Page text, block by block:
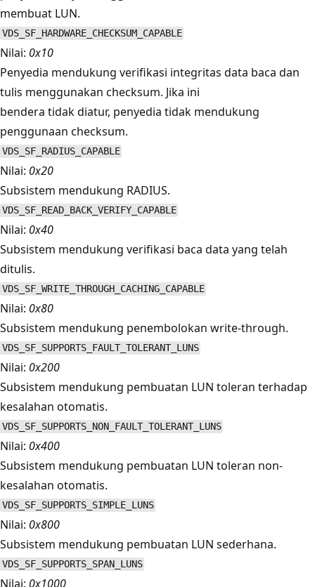
membuat LUN.
VDS_SF_HARDWARE_CHECKSUM_CAPABLE
Nilai: 0x10
Penyedia mendukung verifikasi integritas data baca dan
tulis menggunakan checksum. Jika ini
bendera tidak diatur, penyedia tidak mendukung
penggunaan checksum.
VDS_SF_RADIUS_CAPABLE
Nilai: 0x20
Subsistem mendukung RADIUS.
VDS_SF_READ_BACK_VERIFY_CAPABLE
Nilai: 0x40
Subsistem mendukung verifikasi baca data yang telah
ditulis.
VDS_SF_WRITE_THROUGH_CACHING_CAPABLE
Nilai: 0x80
Subsistem mendukung penembolokan write-through.
VDS_SF_SUPPORTS_FAULT_TOLERANT_LUNS
Nilai: 0x200
Subsistem mendukung pembuatan LUN toleran terhadap
kesalahan otomatis.
VDS_SF_SUPPORTS_NON_FAULT_TOLERANT_LUNS
Nilai: 0x400
Subsistem mendukung pembuatan LUN toleran non-
kesalahan otomatis.
VDS_SF_SUPPORTS_SIMPLE_LUNS
Nilai: 0x800
Subsistem mendukung pembuatan LUN sederhana.
VDS_SF_SUPPORTS_SPAN_LUNS
Nilai: 0x1000